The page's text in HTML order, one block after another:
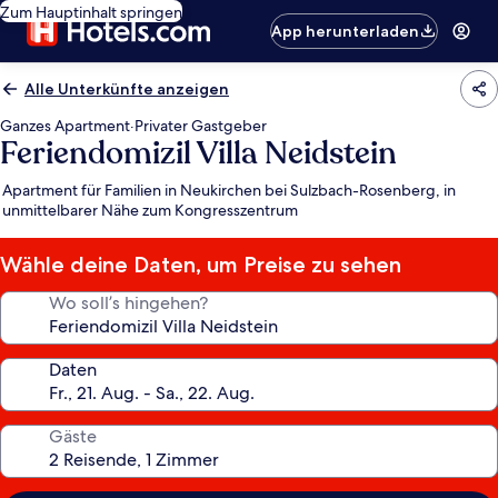
Zum Hauptinhalt springen
App herunterladen
Alle Unterkünfte anzeigen
Ganzes Apartment·Privater Gastgeber
Feriendomizil Villa Neidstein
Apartment für Familien in Neukirchen bei Sulzbach-Rosenberg, in
unmittelbarer Nähe zum Kongresszentrum
Wähle deine Daten, um Preise zu sehen
Wo soll’s hingehen?
Daten
Gäste